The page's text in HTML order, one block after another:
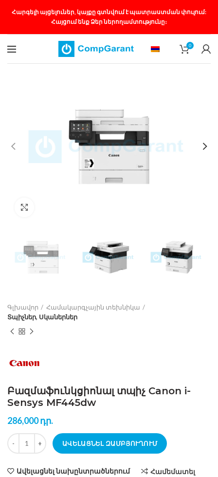
Հարգելի այցելուներ, կայքը գտնվում է պատրաստման փուլում:
Հայցում ենք Ձեր ներողամտությունը։
0
Գլխավոր
Համակարգչային տեխնիկա
Տպիչներ, Սկաներներ
Բազմաֆունկցիոնալ տպիչ Canon i-
Sensys MF445dw
286,000դր.
քանակ Բազմաֆունկցիոնալ տպիչ Canon i-Sensys MF445dw
ԱՎԵԼԱՑՆԵԼ ԶԱՄԲՅՈՒՂՈՒՄ
Ավելացնել նախընտրածներում Համեմատել